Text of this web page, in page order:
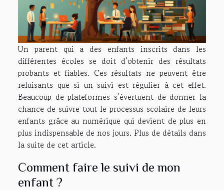
Un parent qui a des enfants inscrits dans les
différentes écoles se doit d’obtenir des résultats
probants et fiables. Ces résultats ne peuvent être
reluisants que si un suivi est régulier à cet effet.
Beaucoup de plateformes s’évertuent de donner la
chance de suivre tout le processus scolaire de leurs
enfants grâce au numérique qui devient de plus en
plus indispensable de nos jours. Plus de détails dans
la suite de cet article.
Comment faire le suivi de mon
enfant ?